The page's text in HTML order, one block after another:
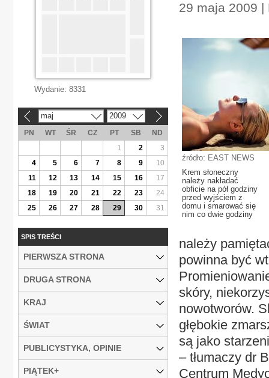
29 maja 2009 |
źródło: EAST NEWS
Krem słoneczny
należy nakładać
obficie na pół godziny
przed wyjściem z
domu i smarować się
nim co dwie godziny
należy
powinna być
skóry,
nowotworów.
głębokie
są jako
– tłumaczy dr
Centrum
Wydanie: 8331
maj 2009
PN WT ŚR CZ PT SB
ND
1
2
3
4
5 6 7 8 9
10
11
12 13 14 15 16
17
18
19 20 21 22 23
24
25
26 27 28 29 30 31
SPIS TREŚCI
PIERWSZA STRONA
DRUGA STRONA
KRAJ
ŚWIAT
PUBLICYSTYKA, OPINIE
PIĄTEK+